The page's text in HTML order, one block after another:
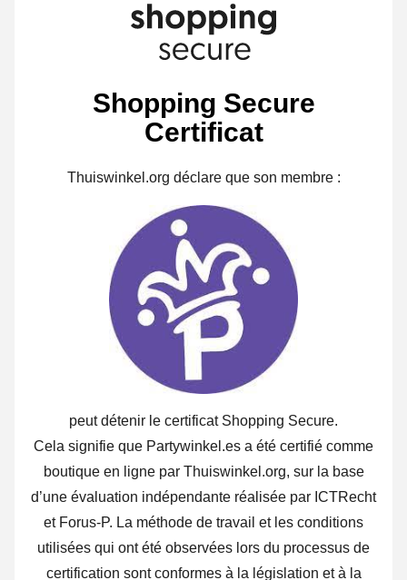
Shopping Secure
Certificat
Thuiswinkel.org déclare que son membre :
peut détenir le certificat Shopping Secure.
Cela signifie que Partywinkel.es a été certifié comme
boutique en ligne par Thuiswinkel.org, sur la base
d’une évaluation indépendante réalisée par ICTRecht
et Forus-P. La méthode de travail et les conditions
utilisées qui ont été observées lors du processus de
certification sont conformes à la législation et à la